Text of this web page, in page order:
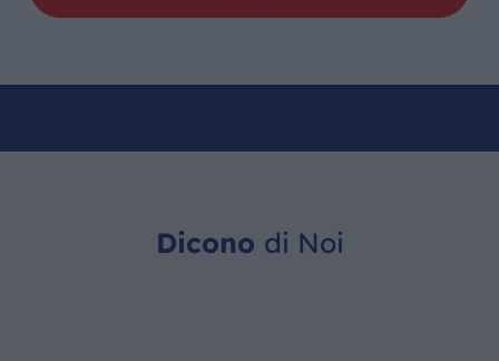
Dicono di Noi